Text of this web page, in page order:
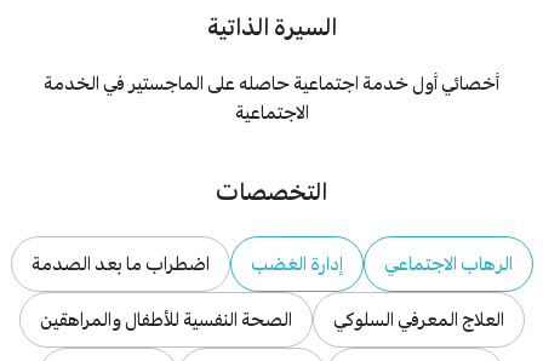
السيرة الذاتية
أخصائي أول خدمة اجتماعية حاصله على الماجستير في الخدمة
الاجتماعية
التخصصات
الرهاب الاجتماعي إدارة الغضب اضطراب ما بعد الصدمة
العلاج المعرفي السلوكي الصحة النفسية للأطفال والمراهقين